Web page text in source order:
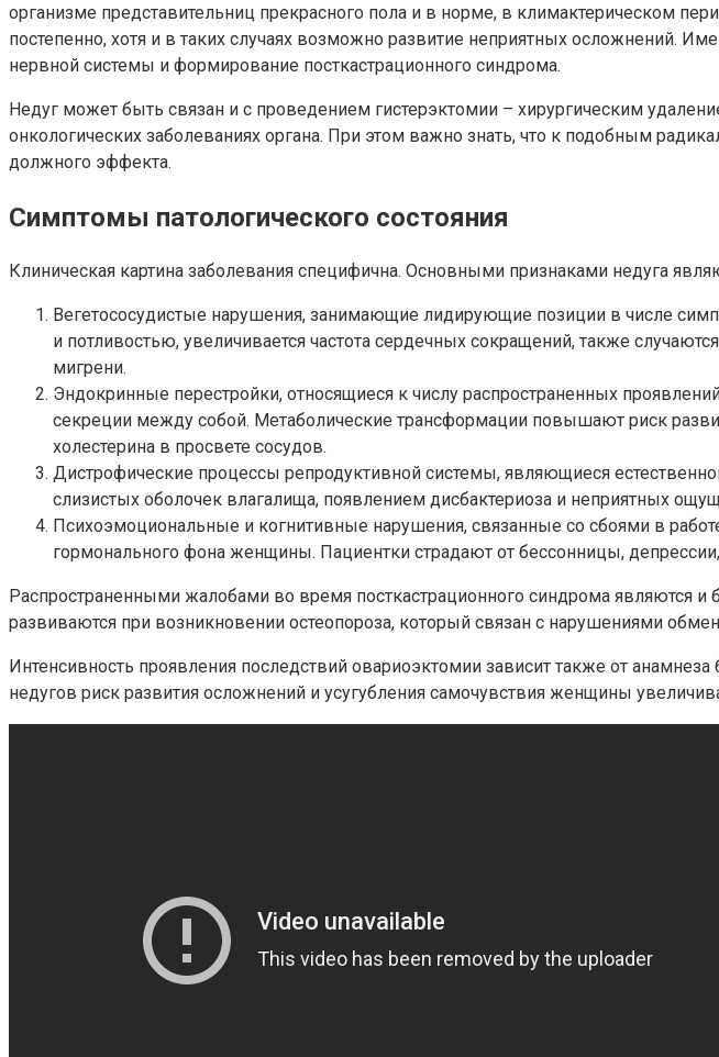
организме представительниц прекрасного пола и в норме, в климактерическом
постепенно, хотя и в таких случаях возможно развитие неприятных осложнений.
нервной системы и формирование посткастрационного синдрома.
Недуг может быть связан и с проведением гистерэктомии – хирургическим
онкологических заболеваниях органа. При этом важно знать, что к подобным
должного эффекта.
Симптомы патологического состояния
Клиническая картина заболевания специфична. Основными признаками недуга
Вегетососудистые нарушения, занимающие лидирующие позиции в числе
и потливостью, увеличивается частота сердечных сокращений, также
мигрени.
Эндокринные перестройки, относящиеся к числу распространенных
секреции между собой. Метаболические трансформации повышают риск
холестерина в просвете сосудов.
Дистрофические процессы репродуктивной системы, являющиеся
слизистых оболочек влагалища, появлением дисбактериоза и неприятных
Психоэмоциональные и когнитивные нарушения, связанные со сбоями в
гормонального фона женщины. Пациентки страдают от бессонницы,
Распространенными жалобами во время посткастрационного синдрома являются
развиваются при возникновении остеопороза, который связан с нарушениями
Интенсивность проявления последствий овариоэктомии зависит также от
недугов риск развития осложнений и усугубления самочувствия женщины